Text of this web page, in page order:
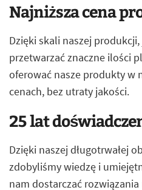
Najniższa cena
Dzięki skali naszej
przetwarzać znaczne ilości
oferować nasze produkty w
cenach, bez utraty jakości.
25 lat
Dzięki naszej długotrwałej
zdobyliśmy wiedzę i
nam dostarczać